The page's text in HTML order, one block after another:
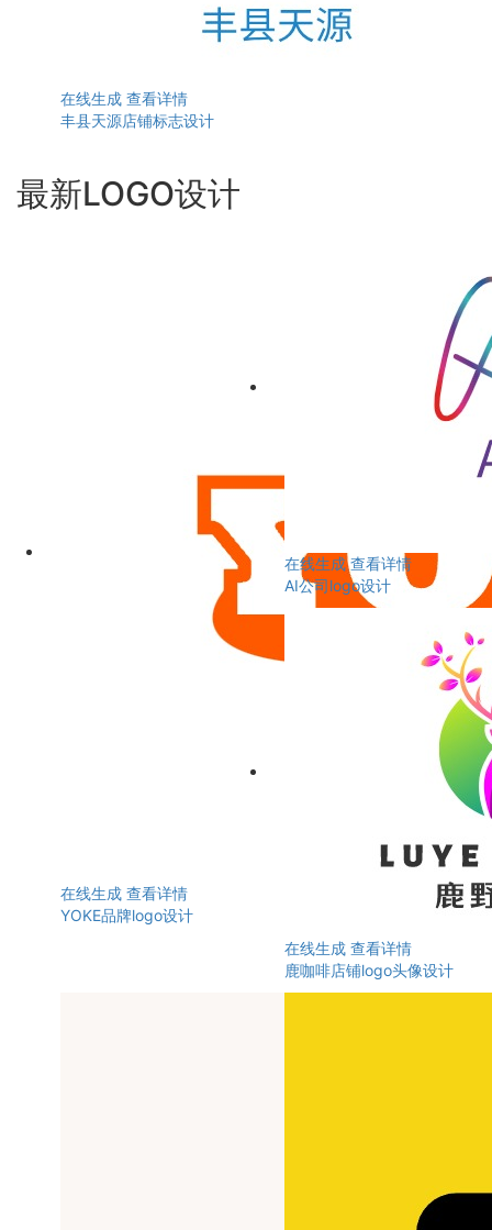
在线生成 查看详情
丰县天源店铺标志设计
最新LOGO设计
在线生成 查看详情
YOKE品牌logo设计
在线生成 查看详情
AI公司logo设计
在线生成 查看详情
鹿咖啡店铺logo头像设计